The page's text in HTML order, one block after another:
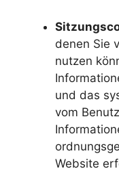
denen Sie
nutzen
und das
vom
Website